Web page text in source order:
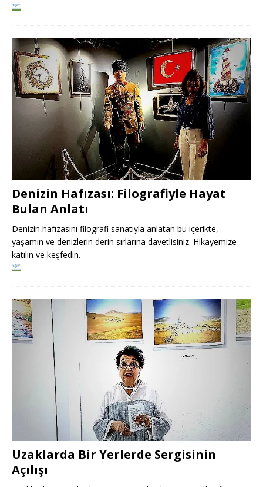
Denizin Hafızası: Filografiyle Hayat
Bulan Anlatı
Denizin hafızasını filografi sanatıyla anlatan bu içerikte,
yaşamın ve denizlerin derin sırlarına davetlisiniz. Hikayemize
katılın ve keşfedin.
Uzaklarda Bir Yerlerde Sergisinin
Açılışı